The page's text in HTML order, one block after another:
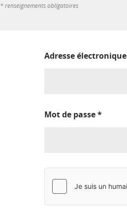
* renseignements obligatoires
Adresse électronique
Mot de passe*